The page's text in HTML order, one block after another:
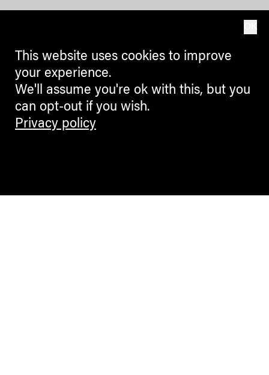
This website uses cookies to improve
your experience.
We'll assume you're ok with this, but you
can opt-out if you wish.
Privacy policy